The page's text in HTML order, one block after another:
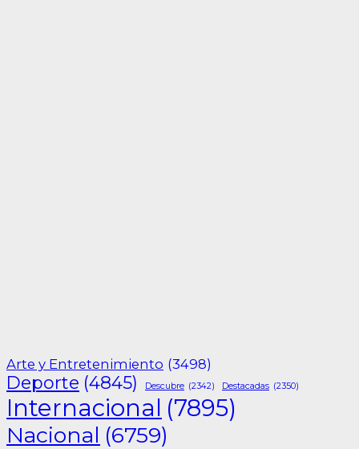
Arte y Entretenimiento (3498)
Deporte (4845) Descubre (2342) Destacadas (2350)
Internacional (7895)
Nacional (6759)